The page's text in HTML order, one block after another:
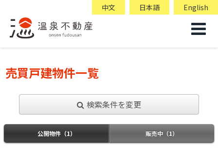
中文 日本語 English
売買戸建物件一覧
検索条件を変更
公開物件（1） 販売中（1）